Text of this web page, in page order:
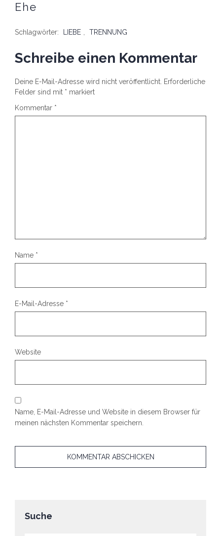
Ehe
Schlagwörter: LIEBE , TRENNUNG
Schreibe einen Kommentar
Deine E-Mail-Adresse wird nicht veröffentlicht. Erforderliche
Felder sind mit * markiert
Kommentar *
Name *
E-Mail-Adresse *
Website
Name, E-Mail-Adresse und Website in diesem Browser für
meinen nächsten Kommentar speichern.
Suche